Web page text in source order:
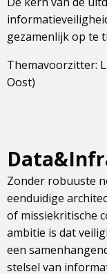
gezamenlijk op te
Themavoorzitter:
Oost)
Zonder robuuste
eenduidige
of missiekritische
ambitie is dat
een
stelsel van